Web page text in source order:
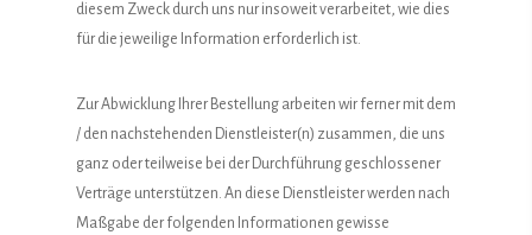
diesem Zweck durch uns nur insoweit verarbeitet, wie dies
für die jeweilige Information erforderlich ist.
Zur Abwicklung Ihrer Bestellung arbeiten wir ferner mit dem
/ den nachstehenden Dienstleister(n) zusammen, die uns
ganz oder teilweise bei der Durchführung geschlossener
Verträge unterstützen. An diese Dienstleister werden nach
Maßgabe der folgenden Informationen gewisse